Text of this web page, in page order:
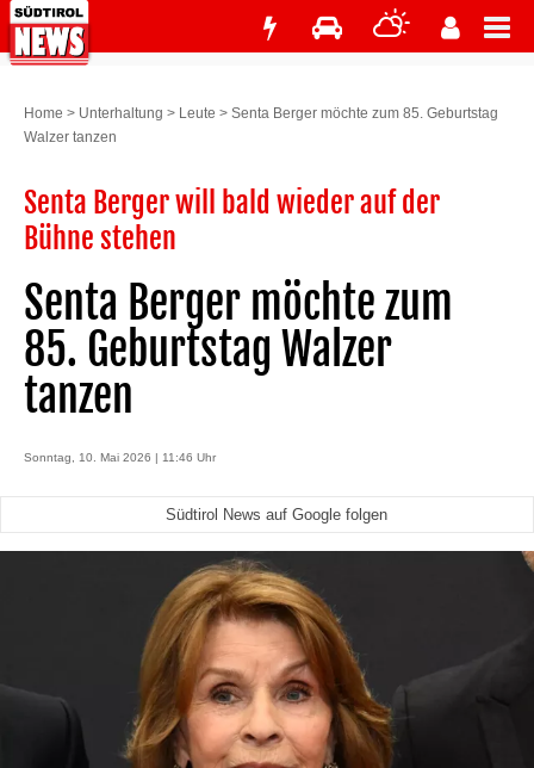
Home > Unterhaltung > Leute > Senta Berger möchte zum 85. Geburtstag
Walzer tanzen
Senta Berger will bald wieder auf der
Bühne stehen
Senta Berger möchte zum
85. Geburtstag Walzer
tanzen
Sonntag, 10. Mai 2026 | 11:46 Uhr
Südtirol News auf Google folgen